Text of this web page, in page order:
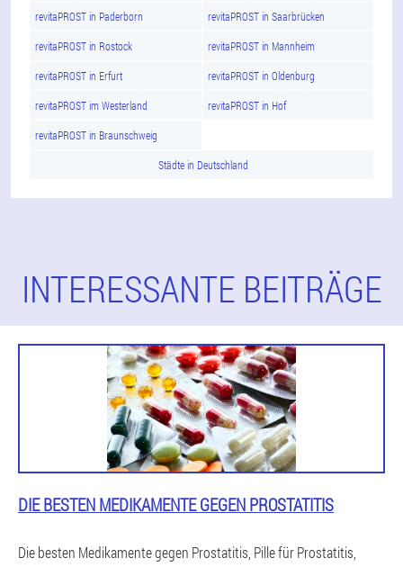
revitaPROST in Paderborn revitaPROST in Saarbrücken
revitaPROST in Rostock revitaPROST in Mannheim
revitaPROST in Erfurt revitaPROST in Oldenburg
revitaPROST im Westerland revitaPROST in Hof
revitaPROST in Braunschweig
Städte in Deutschland
INTERESSANTE BEITRÄGE
DIE BESTEN MEDIKAMENTE GEGEN PROSTATITIS
Die besten Medikamente gegen Prostatitis, Pille für Prostatitis,